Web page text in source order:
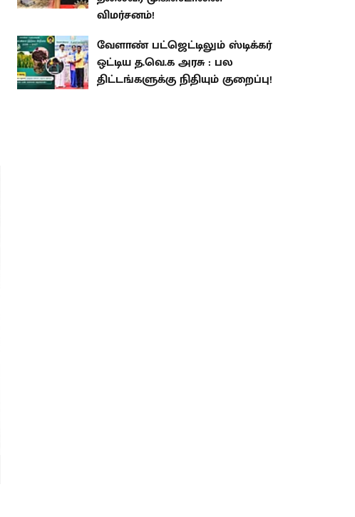
விமர்சனம்!
வேளாண் பட்ஜெட்டிலும் ஸ்டிக்கர்
ஒட்டிய த.வெ.க அரசு : பல
திட்டங்களுக்கு நிதியும் குறைப்பு!